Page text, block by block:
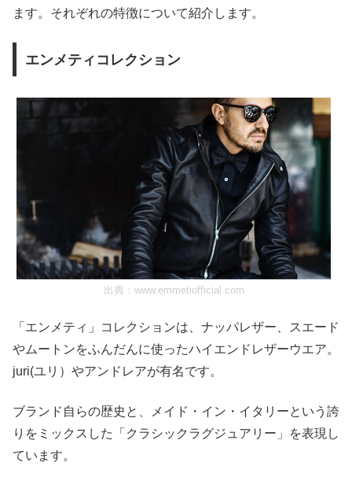
ます。それぞれの特徴について紹介します。
エンメティコレクション
出典： www.emmetiofficial.com
「エンメティ」コレクションは、ナッパレザー、スエード
やムートンをふんだんに使ったハイエンドレザーウエア。
juri(ユリ）やアンドレアが有名です。
ブランド自らの歴史と、メイド・イン・イタリーという誇
りをミックスした「クラシックラグジュアリー」を表現し
ています。